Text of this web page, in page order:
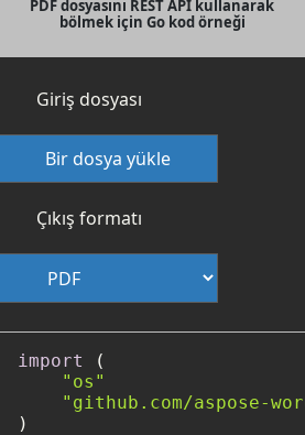
PDF dosyasını REST API kullanarak
bölmek için Go kod örneği
Giriş dosyası
Bir dosya yükle
Çıkış formatı
import
(
"os"
"github.com/aspose-
)